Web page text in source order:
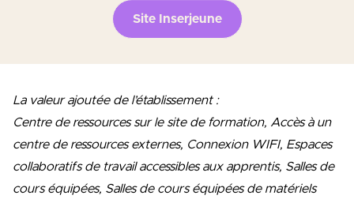
Site Inserjeune
La valeur ajoutée de l’établissement :
Centre de ressources sur le site de formation, Accès à un
centre de ressources externes, Connexion WIFI, Espaces
collaboratifs de travail accessibles aux apprentis, Salles de
cours équipées, Salles de cours équipées de matériels